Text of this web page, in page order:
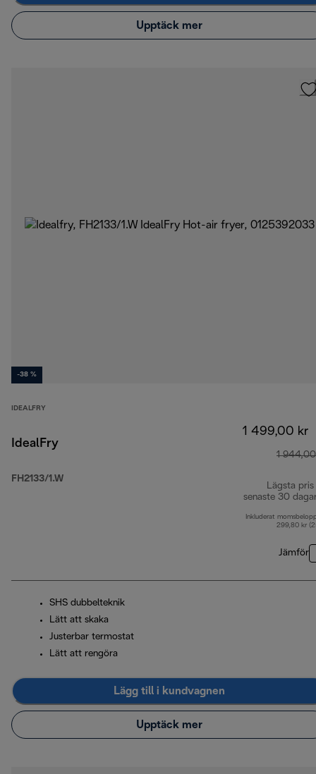
Upptäck mer
-38 %
IDEALFRY
IdealFry
FH2133/1.W
1 499,00 kr
1
Lägsta pris
senaste 30
Inkluderat
299,80 kr
Jämför
SHS dubbelteknik
Lätt att skaka
Justerbar termostat
Lätt att rengöra
Lägg till i kundvagnen
Upptäck mer